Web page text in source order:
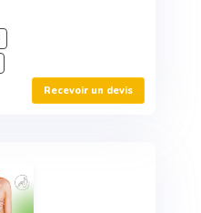
Recevoir un devis